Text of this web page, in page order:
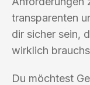
transparenten
dir sicher sein,
wirklich
Du möchtest